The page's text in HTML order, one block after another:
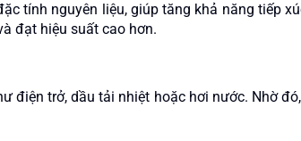
tính nguyên liệu, giúp tăng khả năng tiếp
đạt hiệu suất cao hơn.
điện trở, dầu tải nhiệt hoặc hơi nước. Nhờ